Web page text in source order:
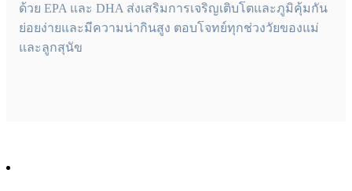
ด้วย EPA และ DHA ส่งเสริมการเจริญเติบโตและภูมิคุ้มกัน
ย่อยง่ายและมีความน่ากินสูง ตอบโจทย์ทุกช่วงวัยของแม่
และลูกสุนัข